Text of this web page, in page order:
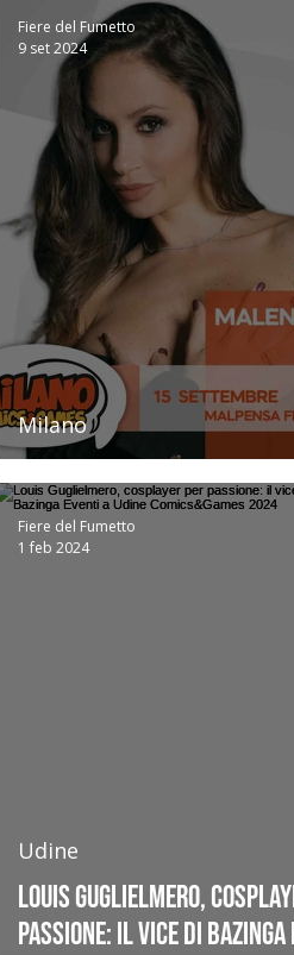
Milano
Fiere del Fumetto
9 set 2024
Louis Guglielmero,
passione: il vice di Bazinga
Udine
Fiere del Fumetto
1 feb 2024